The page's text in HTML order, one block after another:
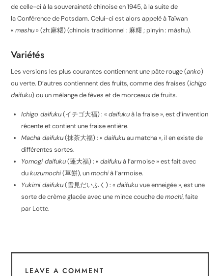
de celle-ci à la souveraineté chinoise en 1945, à la suite de
la Conférence de Potsdam. Celui-ci est alors appelé à Taïwan
«mashu » (zh:麻糬) (chinois traditionnel : 麻糬; pinyin : máshu).
Variétés
Les versions les plus courantes contiennent une pâte rouge (anko)
ou verte. D’autres contiennent des fruits, comme des fraises (ichigo
daifuku) ou un mélange de fèves et de morceaux de fruits.
Ichigo daifuku(イチゴ大福) : «daifukuà la fraise », est d’invention
récente et contient une fraise entière.
Macha daifuku(抹茶大福) : «daifukuau matcha », il en existe de
différentes sortes.
Yomogi daifuku(蓬大福) : «daifukuà l’armoise » est fait avec
dukuzumochi(草餅), unmochià l’armoise.
Yukimi daifuku(雪見だいふく) : «daifukuvue enneigée », est une
sorte de crème glacée avec une mince couche demochi, faite
par Lotte.
LEAVE A COMMENT